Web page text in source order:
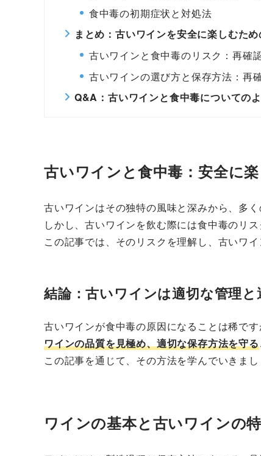
食中毒の初期症状と対処法
まとめ：古いワインを安全に楽しむため
古いワインと食中毒のリスク：再確
古いワインの選び方と保存方法：再
Q&A：古いワインと食中毒についての
古いワインと食中毒：安全に
古いワインはその独特の風味と深みから、多
しかし、古いワインを飲む際には食中毒のリ
この記事では、そのリスクを理解し、古いワ
結論：古いワインは適切な管理
古いワインが食中毒の原因になることは稀で
ワインの品質を見極め、適切な保存方法を守る
この記事を通じて、その方法を学んでいきまし
ワインの基本と古いワインの